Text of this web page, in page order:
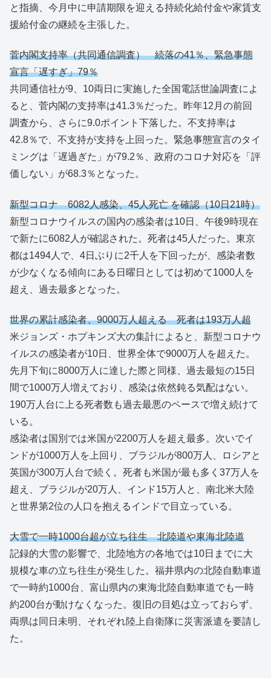
と指摘、今月中に申請期限を迎える持続化給付金や家賃支
援給付金の継続を主張した。
菅内閣支持率（共同通信調査） 続落の41％、緊急事態
宣言「遅すぎ」79％
共同通信社が9、10両日に実施した全国電話世論調査によ
ると、菅内閣の支持率は41.3％だった。昨年12月の前回
調査から、さらに9.0ポイント下落した。不支持率は
42.8％で、不支持が支持を上回った。緊急事態宣言のタイ
ミングは「遅過ぎた」が79.2％、政府のコロナ対応を「評
価しない」が68.3％となった。
新型コロナ 6082人感染、45人死亡 を確認（10日21時）
新型コロナウイルスの国内の感染者は10日、午後9時現在
で新たに6082人が確認された。死者は45人だった。東京
都は1494人で、4日ぶりに2千人を下回ったが、感染者数
が少なくなる傾向にある日曜日としては初めて1000人を
超え、過去最多となった。
世界の累計感染者、9000万人超える 死者は193万人超
米ジョンズ・ホプキンズ大の集計によると、新型コロナウ
イルスの感染者が10日、世界全体で9000万人を超えた。
先月下旬に8000万人に達した際と同様、過去最短の15日
間で1000万人増えており、感染は依然鈍る気配はない。
190万人台に上る死者数も過去最悪のペースで増え続けて
いる。
感染者は国別では米国が2200万人を超え最多。次いでイ
ンドが1000万人を上回り、ブラジルが800万人、ロシアと
英国が300万人台で続く。死者も米国が最も多く37万人を
超え、ブラジルが20万人、インド15万人と、南北米大陸
と世界第2位の人口を抱えるインドで目立っている。
大雪で一時1000台超が立ち往生 北陸道や東海北陸道
記録的大雪の影響で、北陸地方の各地では10日までに大
規模な車の立ち往生が発生した。福井県内の北陸自動車道
で一時約1000台、富山県内の東海北陸自動車道でも一時
約200台が動けなくなった。復旧の目処は立っておらず、
両県は同日未明、それぞれ陸上自衛隊に災害派遣を要請し
た。